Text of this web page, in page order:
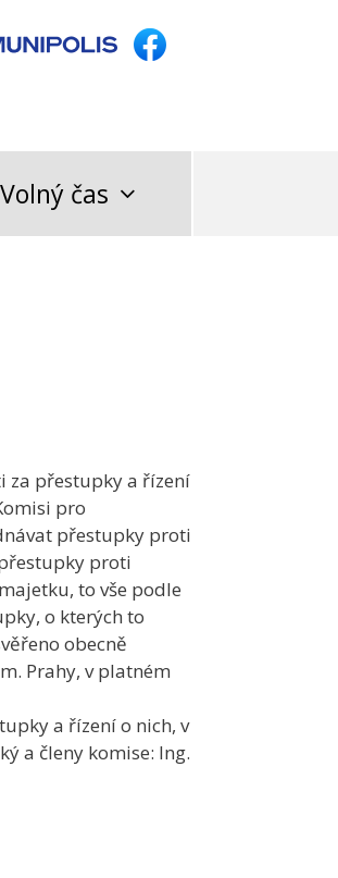
Volný čas
za přestupky a řízení
pro
přestupky proti
proti
to vše podle
o kterých to
obecně
Prahy, v platném
a řízení o nich, v
a členy komise: Ing.